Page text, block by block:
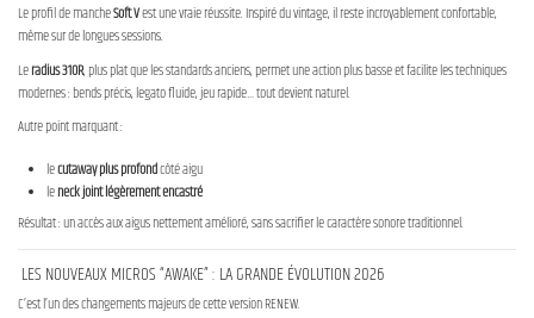
Le profil de mancheSoft Vest une vraie réussite. Inspiré du vintage, il reste incroyablement confortable,
même sur de longues sessions.
Leradius 310R, plus plat que les standards anciens, permet une action plus basse et facilite les techniques
modernes : bends précis, legato fluide, jeu rapide… tout devient naturel.
Autre point marquant :
lecutaway plus profondcôté aigu
leneck joint légèrement encastré
Résultat : un accès aux aigus nettement amélioré, sans sacrifier le caractère sonore traditionnel.
LES NOUVEAUX MICROS “AWAKE” : LA GRANDE ÉVOLUTION 2026
C’est l’un des changements majeurs de cette version RENEW.